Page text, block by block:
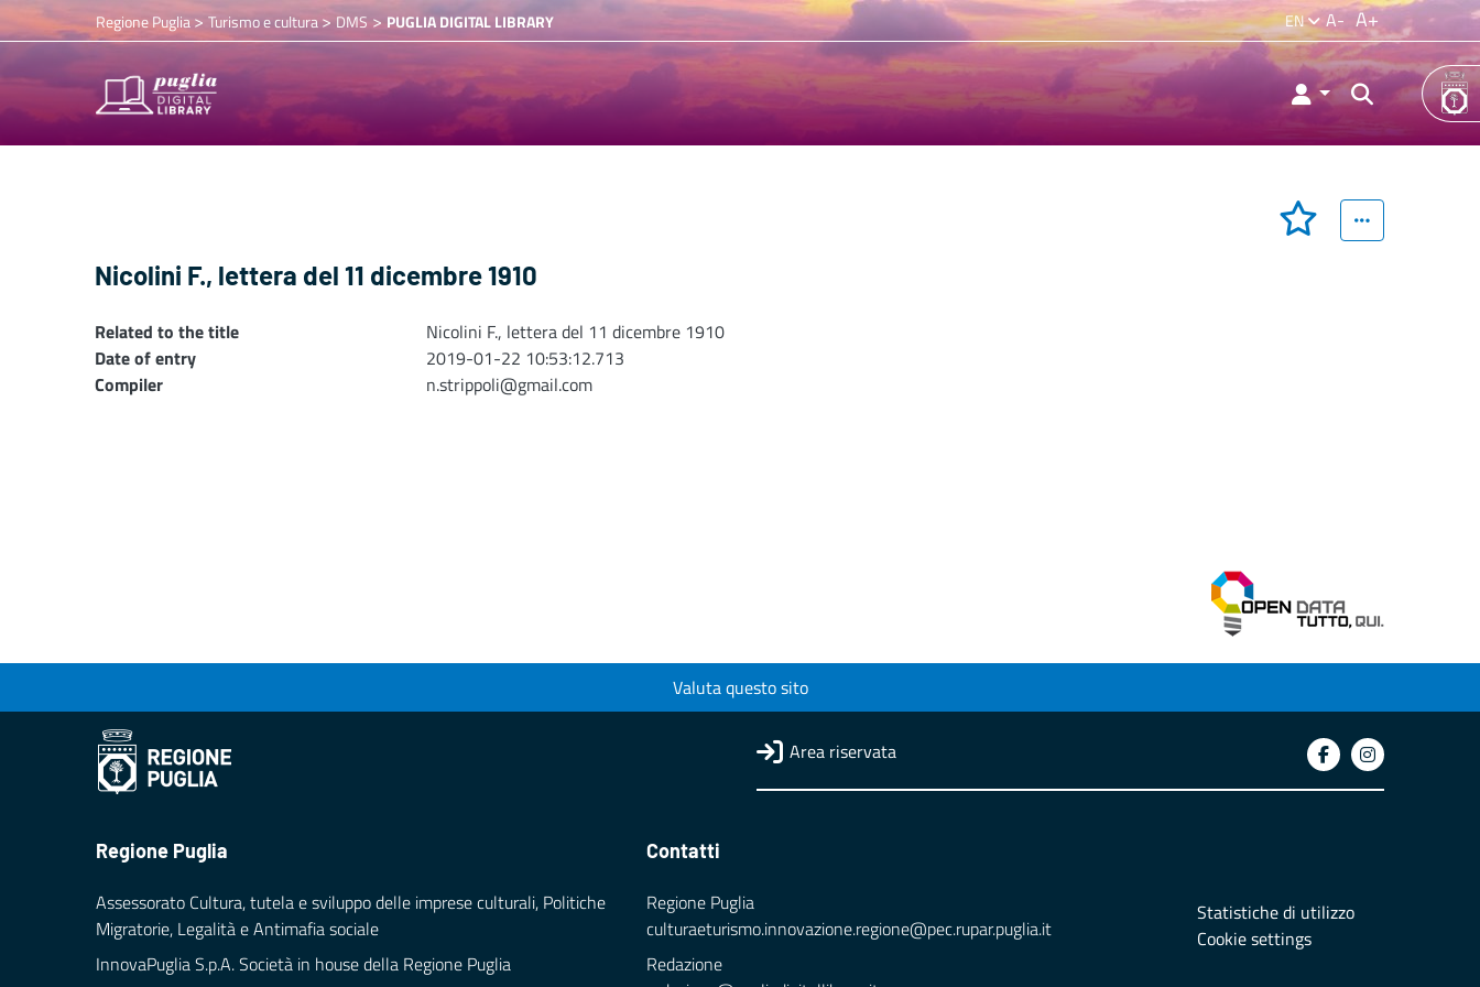
Regione Puglia> Turismo e cultura>DMS > PUGLIA DIGITAL LIBRARY EN A- A+
Nicolini F., lettera del 11 dicembre 1910
Related to the title
Nicolini F., lettera del 11 dicembre 1910
Date of entry
2019-01-22 10:53:12.713
Compiler
n.strippoli@gmail.com
Valuta questo sito
Area riservata
Regione Puglia
Assessorato Cultura, tutela e sviluppo delle imprese culturali, Politiche
Migratorie, Legalità e Antimafia sociale
InnovaPuglia S.p.A. Società in house della Regione Puglia
Contatti
Regione Puglia
culturaeturismo.innovazione.regione@pec.rupar.puglia.it
Redazione
Statistiche di utilizzo
Cookie settings